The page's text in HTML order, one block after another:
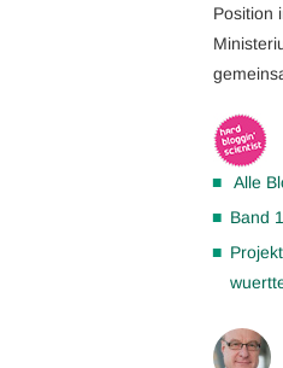
Position
Alle
Band